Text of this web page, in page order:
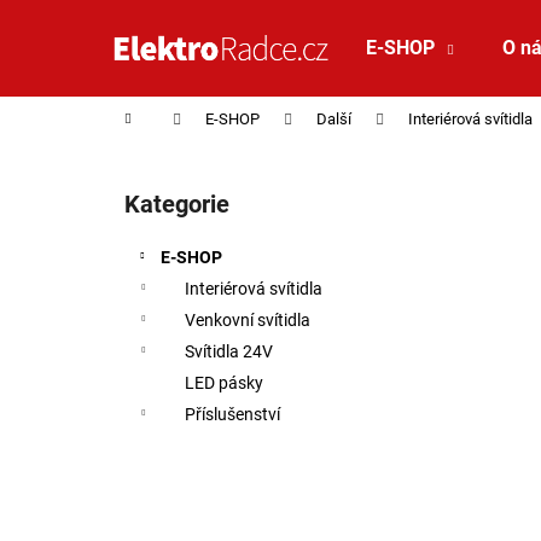
E-SHOP O
Domů E-SHOP Další Interiérová svítidla
Přeskočit kategorie
Kategorie
E-SHOP
Interiérová svítidla
Venkovní svítidla
Svítidla 24V
LED pásky
Příslušenství
Zpět
do
Zpět
do